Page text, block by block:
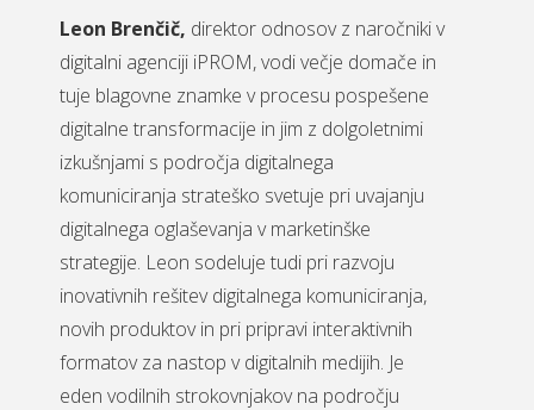
Leon Brenčič, direktor odnosov z naročniki v
digitalni agenciji iPROM, vodi večje domače in
tuje blagovne znamke v procesu pospešene
digitalne transformacije in jim z dolgoletnimi
izkušnjami s področja digitalnega
komuniciranja strateško svetuje pri uvajanju
digitalnega oglaševanja v marketinške
strategije. Leon sodeluje tudi pri razvoju
inovativnih rešitev digitalnega komuniciranja,
novih produktov in pri pripravi interaktivnih
formatov za nastop v digitalnih medijih. Je
eden vodilnih strokovnjakov na področju